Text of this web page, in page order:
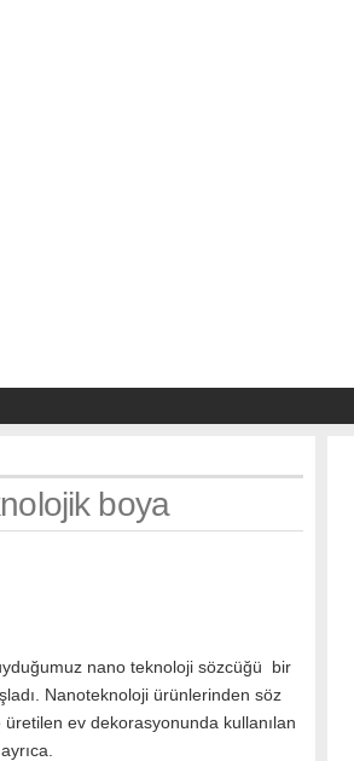
boya
nano teknoloji sözcüğü bir
Nanoteknoloji ürünlerinden söz
ev dekorasyonunda kullanılan